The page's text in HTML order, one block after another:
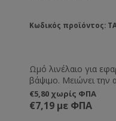
Κωδικός προϊόντος:
Ωμό λινέλαιο για
βάψιμο. Μειώνει
ασταριού ή του
οικονομία σε αυτά τα
περισσότερο από το
€5,80 χωρίς ΦΠΑ
€7,19 με ΦΠΑ